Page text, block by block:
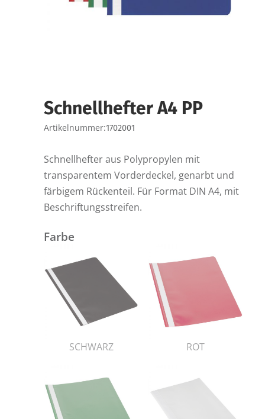
Schnellhefter A4 PP
Artikelnummer:1702001
Schnellhefter aus Polypropylen mit
transparentem Vorderdeckel, genarbt und
färbigem Rückenteil. Für Format DIN A4, mit
Beschriftungsstreifen.
Farbe
SCHWARZ ROT